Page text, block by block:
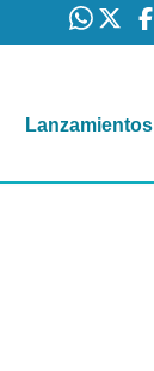
Lanzamientos